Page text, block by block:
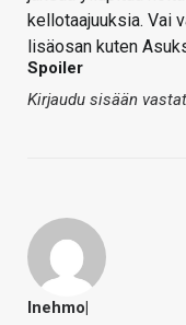
kellotaajuuksia. Vai
lisäosan kuten
Spoiler
Kirjaudu sisään
Inehmo|